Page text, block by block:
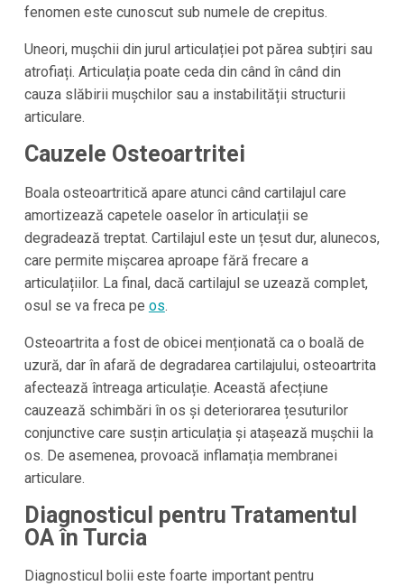
fenomen este cunoscut sub numele de crepitus.
Uneori, mușchii din jurul articulației pot părea subțiri sau
atrofiați. Articulația poate ceda din când în când din
cauza slăbirii mușchilor sau a instabilității structurii
articulare.
Cauzele Osteoartritei
Boala osteoartritică apare atunci când cartilajul care
amortizează capetele oaselor în articulații se
degradează treptat. Cartilajul este un țesut dur, alunecos,
care permite mișcarea aproape fără frecare a
articulațiilor. La final, dacă cartilajul se uzează complet,
osul se va freca pe os.
Osteoartrita a fost de obicei menționată ca o boală de
uzură, dar în afară de degradarea cartilajului, osteoartrita
afectează întreaga articulație. Această afecțiune
cauzează schimbări în os și deteriorarea țesuturilor
conjunctive care susțin articulația și atașează mușchii la
os. De asemenea, provoacă inflamația membranei
articulare.
Diagnosticul pentru Tratamentul
OA în Turcia
Diagnosticul bolii este foarte important pentru